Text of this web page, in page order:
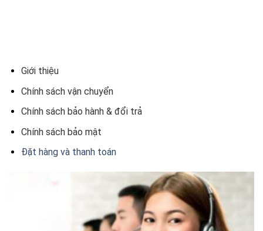
Giới thiệu
Chính sách vận chuyển
Chính sách bảo hành & đổi trả
Chính sách bảo mật
Đặt hàng và thanh toán